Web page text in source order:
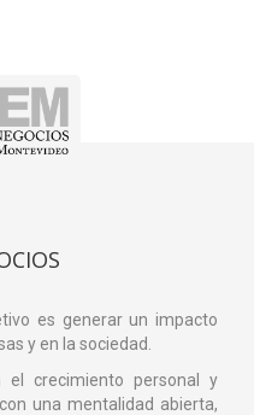
es generar un impacto
y en la sociedad.
el crecimiento personal y
una mentalidad abierta,